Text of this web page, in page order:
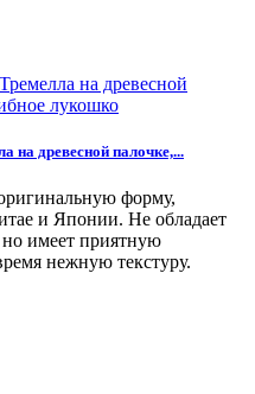
на древесной палочке,...
форму,
и Японии. Не обладает
имеет приятную
нежную текстуру.